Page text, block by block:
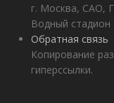
г. Москва, САО,
Водный стадион
Обратная связь
Копирование
гиперссылки.